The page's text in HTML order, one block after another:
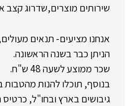
שירותים מוצרים,שדרוג קצב
הניתן כבר בשנה הראשונה.
שכר ממוצע לשעה 48 ש"ח.
גיבושים בארץ ובחו"ל,